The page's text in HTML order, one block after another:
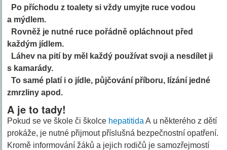
Po příchodu z toalety si vždy umyjte ruce vodou
a mýdlem.
Rovněž je nutné ruce pořádně opláchnout před
každým jídlem.
Láhev na pití by měl každý používat svoji a nesdílet ji
s kamarády.
To samé platí i o jídle, půjčování příboru, lízání jedné
zmrzliny apod.
A je to tady!
Pokud se ve škole či školce hepatitida A u některého z dětí
prokáže, je nutné přijmout příslušná bezpečnostní opatření.
Kromě informování žáků a jejich rodičů je samozřejmostí